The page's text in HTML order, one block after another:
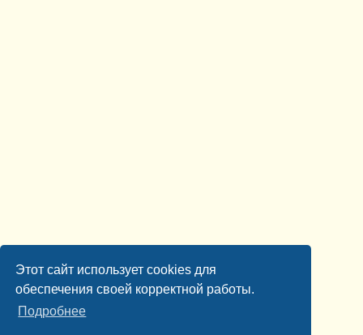
Этот сайт использует cookies для
обеспечения своей корректной работы.
Подробнее